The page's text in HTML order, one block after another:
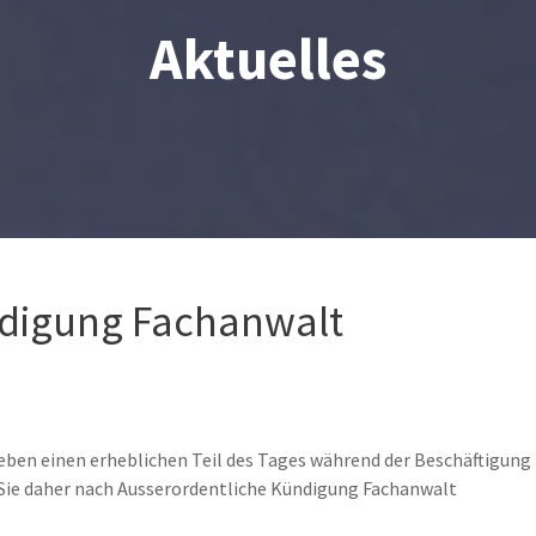
Aktuelles
Fachanwalt
einen erheblichen Teil des Tages während der Beschäftigung
daher nach Ausserordentliche Kündigung Fachanwalt